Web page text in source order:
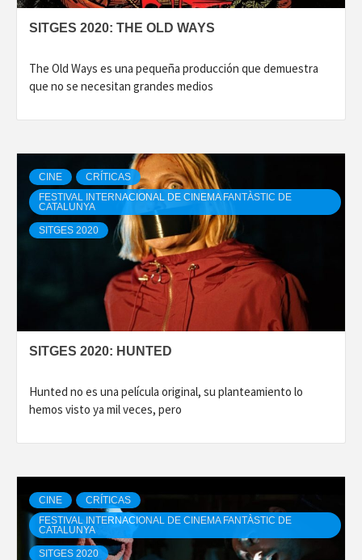
SITGES 2020: THE OLD WAYS
The Old Ways es una pequeña producción que demuestra
que no se necesitan grandes medios
CINE
CRÍTICAS
FESTIVAL INTERNACIONAL DE CINEMA FANTÀSTIC DE
CATALUNYA
SITGES 2020
SITGES 2020: HUNTED
Hunted no es una película original, su planteamiento lo
hemos visto ya mil veces, pero
CINE
CRÍTICAS
FESTIVAL INTERNACIONAL DE CINEMA FANTÀSTIC DE
CATALUNYA
SITGES 2020